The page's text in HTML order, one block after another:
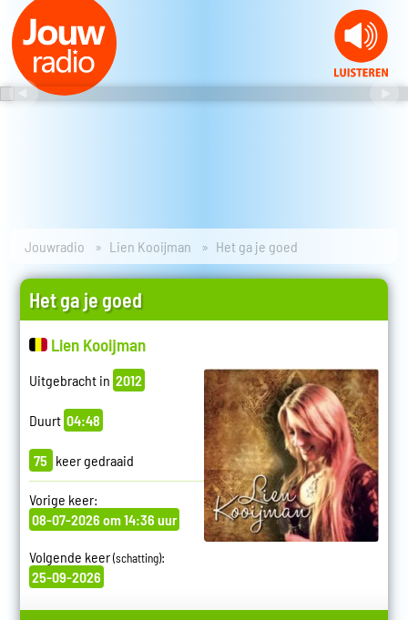
Jouwradio Lien Kooijman Het ga je goed
Het ga je goed
Lien Kooijman
Uitgebracht in 2012
Duurt 04:48
75 keer gedraaid
Vorige keer:
08-07-2026 om 14:36 uur
Volgende keer(schatting):
25-09-2026